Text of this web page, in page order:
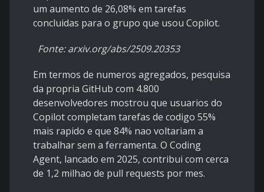
um aumento de 26,08% em tarefas
concluidas para o grupo que usou Copilot.
Fonte: arxiv.org/abs/2509.20353
Em termos de numeros agregados, pesquisa
da propria GitHub com 4.800
desenvolvedores mostrou que usuarios do
Copilot completam tarefas de codigo 55%
mais rapido e que 84% nao voltariam a
trabalhar sem a ferramenta. O Coding
Agent, lancado em 2025, contribui com cerca
de 1,2 milhao de pull requests por mes.